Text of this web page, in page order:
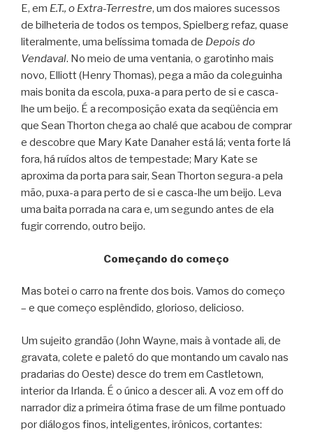
E, em E.T., o Extra-Terrestre, um dos maiores sucessos
de bilheteria de todos os tempos, Spielberg refaz, quase
literalmente, uma belíssima tomada de Depois do
Vendaval. No meio de uma ventania, o garotinho mais
novo, Elliott (Henry Thomas), pega a mão da coleguinha
mais bonita da escola, puxa-a para perto de si e casca-
lhe um beijo. É a recomposição exata da seqüência em
que Sean Thorton chega ao chalé que acabou de comprar
e descobre que Mary Kate Danaher está lá; venta forte lá
fora, há ruídos altos de tempestade; Mary Kate se
aproxima da porta para sair, Sean Thorton segura-a pela
mão, puxa-a para perto de si e casca-lhe um beijo. Leva
uma baita porrada na cara e, um segundo antes de ela
fugir correndo, outro beijo.
Começando do começo
Mas botei o carro na frente dos bois. Vamos do começo
– e que começo esplêndido, glorioso, delicioso.
Um sujeito grandão (John Wayne, mais à vontade ali, de
gravata, colete e paletó do que montando um cavalo nas
pradarias do Oeste) desce do trem em Castletown,
interior da Irlanda. É o único a descer ali. A voz em off do
narrador diz a primeira ótima frase de um filme pontuado
por diálogos finos, inteligentes, irônicos, cortantes: